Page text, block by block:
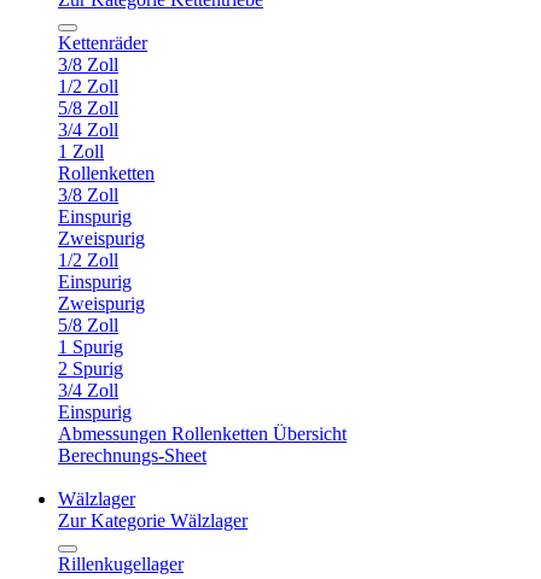
Kettenräder
3/8 Zoll
1/2 Zoll
5/8 Zoll
3/4 Zoll
1 Zoll
Rollenketten
3/8 Zoll
Einspurig
Zweispurig
1/2 Zoll
Einspurig
Zweispurig
5/8 Zoll
1 Spurig
2 Spurig
3/4 Zoll
Einspurig
Abmessungen Rollenketten Übersicht
Berechnungs-Sheet
Wälzlager
Zur Kategorie Wälzlager
Rillenkugellager